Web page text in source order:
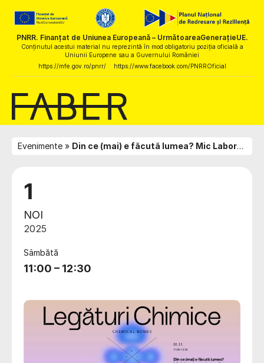
PNRR. Finanțat de Uniunea Europeană – UrmătoareaGenerațieUE.
Conținutul acestui material nu reprezintă în mod obligatoriu poziția oficială a
Uniunii Europene sau a Guvernului României
https://mfe.gov.ro/pnrr/
https://www.facebook.com/PNRROficial
Evenimente Din ce (mai) e făcută lumea? Mic Laborator: Bioplastic is back!
1
NOI
2025
Sâmbătă
11:00 – 12:30